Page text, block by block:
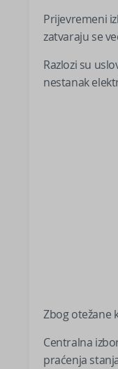
Prijevremeni
zatvaraju se
Razlozi su
nestanak
Zbog otežane
Centralna
praćenja